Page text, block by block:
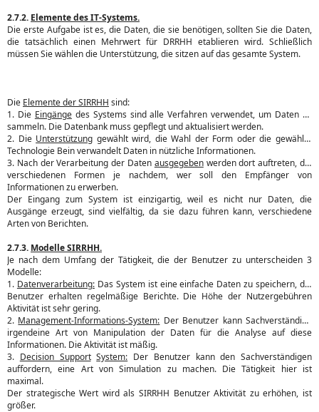
2.7.2. Elemente des IT-Systems.
Die erste Aufgabe ist es, die Daten, die sie benötigen, sollten Sie die Daten,
die tatsächlich einen Mehrwert für DRRHH etablieren wird. Schließlich
müssen Sie wählen die Unterstützung, die sitzen auf das gesamte System.
Die Elemente der SIRRHH sind:
1. Die Eingänge des Systems sind alle Verfahren verwendet, um Daten zu
sammeln. Die Datenbank muss gepflegt und aktualisiert werden.
2. Die Unterstützung gewählt wird, die Wahl der Form oder die gewählte
Technologie Bein verwandelt Daten in nützliche Informationen.
3. Nach der Verarbeitung der Daten ausgegebenwerden dort auftreten, die
verschiedenen Formen je nachdem, wer soll den Empfänger von
Informationen zu erwerben.
Der Eingang zum System ist einzigartig, weil es nicht nur Daten, die
Ausgänge erzeugt, sind vielfältig, da sie dazu führen kann, verschiedene
Arten von Berichten.
2.7.3. Modelle SIRRHH.
Je nach dem Umfang der Tätigkeit, die der Benutzer zu unterscheiden 3
Modelle:
1. Datenverarbeitung:Das System ist eine einfache Daten zu speichern, die
Benutzer erhalten regelmäßige Berichte. Die Höhe der Nutzergebühren
Aktivität ist sehr gering.
2. Management-Informations-System: Der Benutzer kann Sachverständige
irgendeine Art von Manipulation der Daten für die Analyse auf diese
Informationen. Die Aktivität ist mäßig.
3. Decision Support System: Der Benutzer kann den Sachverständigen
auffordern, eine Art von Simulation zu machen. Die Tätigkeit hier ist
maximal.
Der strategische Wert wird als SIRRHH Benutzer Aktivität zu erhöhen, ist
größer.